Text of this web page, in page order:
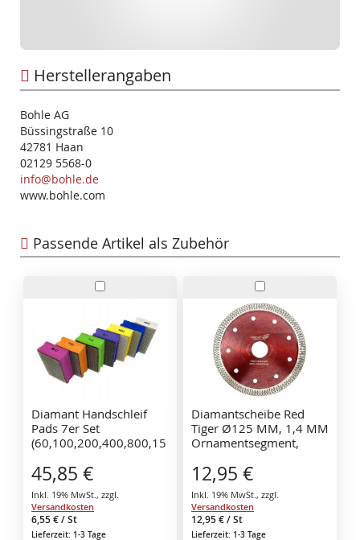
Herstellerangaben
Bohle AG
Büssingstraße 10
42781 Haan
02129 5568-0
info@bohle.de
www.bohle.com
Passende Artikel als Zubehör
In
Warenkorb
Diamant Handschleif
Pads 7er Set
(60,100,200,400,800,15
Keramik, Marmor,
Granit, Natur- oder
Kunststein sowie Glas
45,85 €
Inkl. 19% MwSt. , zzgl.
Versandkosten
6,55 €/ St
Lieferzeit: 1-3 Tage
In
den
Warenkorb
Diamantscheibe Red
Tiger Ø125 MM, 1,4 MM
Ornamentsegment,
Speziell für ultrahartes
Feinsteinzeug.
12,95 €
Inkl. 19% MwSt. , zzgl.
Versandkosten
12,95 €/ St
Lieferzeit: 1-3 Tage